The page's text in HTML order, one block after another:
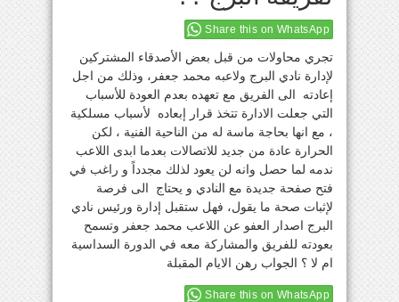
Share this on WhatsApp
تجري محاولات من قبل بعض الأصدقاء المشتركين
لإدارة نادي البرج ولاعبه محمد جعفر، وذلك من اجل
إعادته الى الفريق مع تعهده بعدم العودة للأسباب
التي جعلت الادارة تتخذ قرار إبعاده لأسباب مسلكية
، مع انها بحاجة ماسة له من الناحية الفنية ، لكن
الحرارة عادة من جديد للاتصالات بعدما ابدى اللاعب
ندمه لما حصل وانه لن يعود لذلك مجدداً و راغب في
فتح صفحة جديدة مع النادي و يحتاج الى فرصة
لإثبات صحة ما يقول، فهل ستقبل إدارة ورئيس نادي
البرج اصدار العفو عن اللاعب محمد جعفر وتسمح
بعودته للفريق والمشاركة معه في الدورة السداسية
ام لا ؟ الجواب رهن الايام المقبلة
Share this on WhatsApp